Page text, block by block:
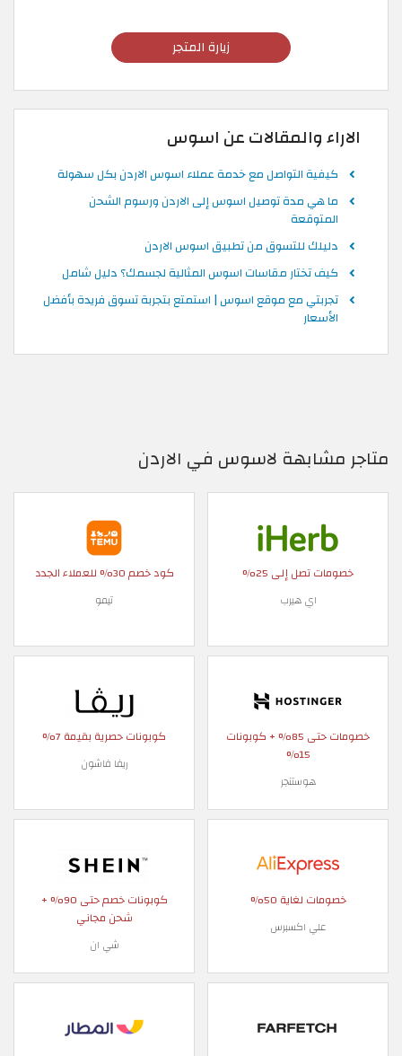
زيارة المتجر
الاراء والمقالات عن اسوس
كيفية التواصل مع خدمة عملاء اسوس الاردن بكل سهولة
ما هي مدة توصيل اسوس إلى الاردن ورسوم الشحن
المتوقعة
دليلك للتسوق من تطبيق اسوس الاردن
كيف تختار مقاسات اسوس المثالية لجسمك؟ دليل شامل
تجربتي مع موقع اسوس | استمتع بتجربة تسوق فريدة بأفضل
الأسعار
متاجر مشابهة لاسوس في الاردن
خصومات تصل إلى 25%
اي هيرب
كود خصم 30% للعملاء الجدد
تيمو
خصومات حتى 85% + كوبونات
15%
هوستنجر
كوبونات حصرية بقيمة 7%
ريفا فاشون
خصومات لغاية 50%
علي اكسبرس
كوبونات خصم حتى 90% +
شحن مجاني
شي ان